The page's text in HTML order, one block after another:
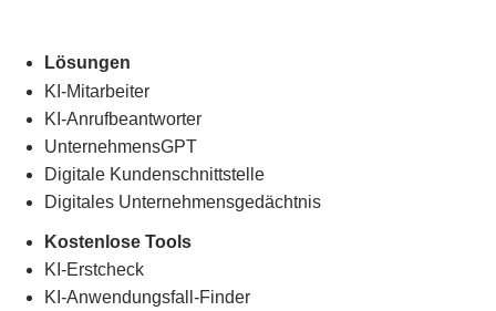
Lösungen
KI-Mitarbeiter
KI-Anrufbeantworter
UnternehmensGPT
Digitale Kundenschnittstelle
Digitales Unternehmensgedächtnis
Kostenlose Tools
KI-Erstcheck
KI-Anwendungsfall-Finder